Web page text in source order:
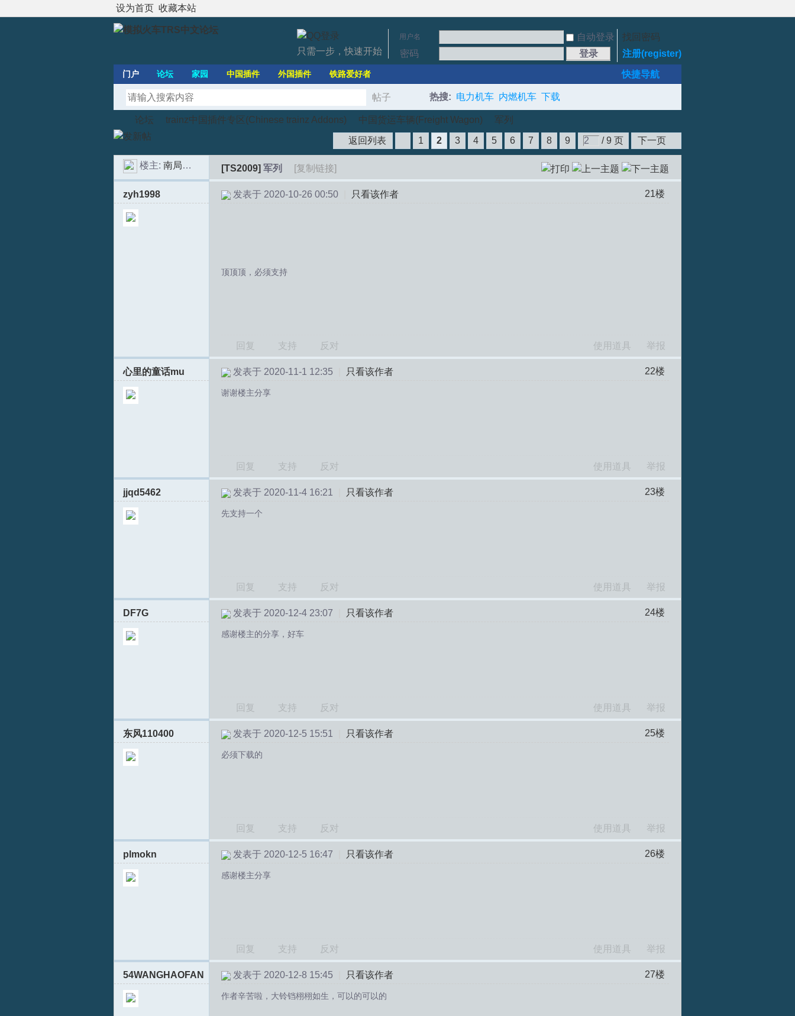
设为首页 收藏本站
用户名 自动登录
找回密码
密码
登录 注册(register)
只需一步，快速开始
快捷导航
门户 论坛 家园 中国插件 外国插件 铁路爱好者
帖子
搜
热搜: 电力机车 内燃机车 下载
»
论坛
›
trainz中国插件专区(Chinese trainz Addons) 中国货运车辆(Freight Wagon) 军列
1 2 3 4 5 6 7 8 9 / 9 页 下一页
返回列表
楼主: 南局福段SS6B [TS2009] 军列 [复制链接]
zyh1998 21楼
发表于 2020-10-26 00:50 只看该作者
顶顶顶，必须支持
回复 支持 反对 使用道具 举报
心里的童话mu 22楼
发表于 2020-11-1 12:35 只看该作者
谢谢楼主分享
回复 支持 反对 使用道具 举报
jjqd5462 23楼
发表于 2020-11-4 16:21 只看该作者
先支持一个
回复 支持 反对 使用道具 举报
DF7G 24楼
发表于 2020-12-4 23:07 只看该作者
感谢楼主的分享，好车
回复 支持 反对 使用道具 举报
东风110400 25楼
发表于 2020-12-5 15:51 只看该作者
必须下载的
回复 支持 反对 使用道具 举报
plmokn 26楼
发表于 2020-12-5 16:47 只看该作者
感谢楼主分享
回复 支持 反对 使用道具 举报
54WANGHAOFAN 27楼
发表于 2020-12-8 15:45 只看该作者
作者辛苦啦，大铃铛栩栩如生，可以的可以的